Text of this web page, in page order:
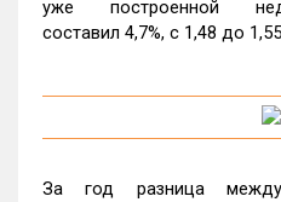
уже построенной
составил 4,7%, c 1,48 до
За год разница